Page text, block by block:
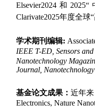
Elsevier2024和
Clarivate2025年度全球
学术期刊编辑:
IEEE T-ED, Sensors
Nanotechnology
Journal, Nanotechnology
基金论文成果： 近年
Electronics, Nature